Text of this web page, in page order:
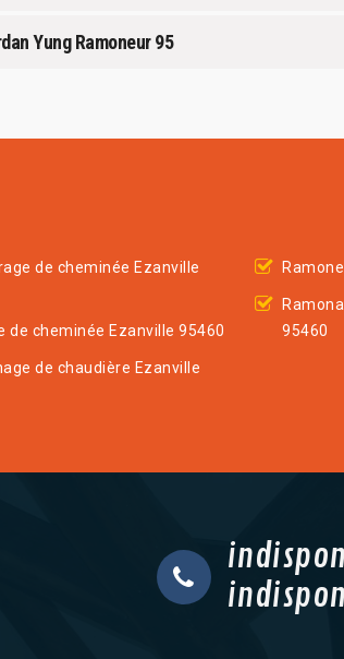
Yung Ramoneur 95
de cheminée Ezanville
de cheminée Ezanville 95460
de chaudière Ezanville
95460